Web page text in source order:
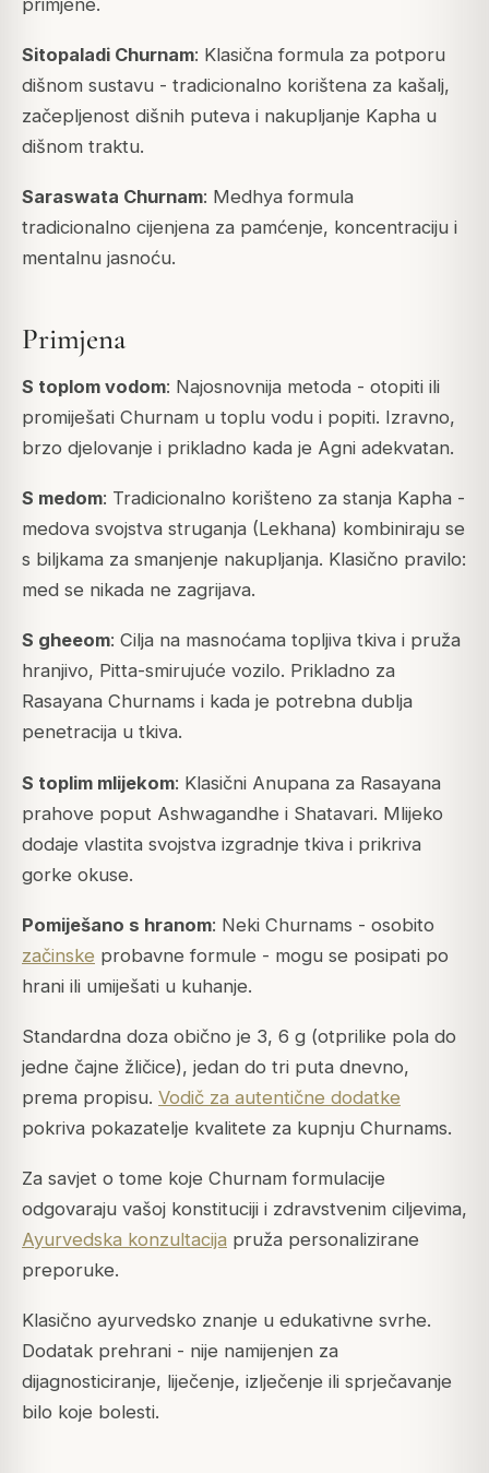
primjene.
Sitopaladi Churnam: Klasična formula za potporu
dišnom sustavu - tradicionalno korištena za kašalj,
začepljenost dišnih puteva i nakupljanje Kapha u
dišnom traktu.
Saraswata Churnam: Medhya formula
tradicionalno cijenjena za pamćenje, koncentraciju i
mentalnu jasnoću.
Primjena
S toplom vodom: Najosnovnija metoda - otopiti ili
promiješati Churnam u toplu vodu i popiti. Izravno,
brzo djelovanje i prikladno kada je Agni adekvatan.
S medom: Tradicionalno korišteno za stanja Kapha -
medova svojstva struganja (Lekhana) kombiniraju se
s biljkama za smanjenje nakupljanja. Klasično pravilo:
med se nikada ne zagrijava.
S gheeom: Cilja na masnoćama topljiva tkiva i pruža
hranjivo, Pitta-smirujuće vozilo. Prikladno za
Rasayana Churnams i kada je potrebna dublja
penetracija u tkiva.
S toplim mlijekom: Klasični Anupana za Rasayana
prahove poput Ashwagandhe i Shatavari. Mlijeko
dodaje vlastita svojstva izgradnje tkiva i prikriva
gorke okuse.
Pomiješano s hranom: Neki Churnams - osobito
začinske probavne formule - mogu se posipati po
hrani ili umiješati u kuhanje.
Standardna doza obično je 3, 6 g (otprilike pola do
jedne čajne žličice), jedan do tri puta dnevno,
prema propisu. Vodič za autentične dodatke
pokriva pokazatelje kvalitete za kupnju Churnams.
Za savjet o tome koje Churnam formulacije
odgovaraju vašoj konstituciji i zdravstvenim ciljevima,
Ayurvedska konzultacija pruža personalizirane
preporuke.
Klasično ayurvedsko znanje u edukativne svrhe.
Dodatak prehrani - nije namijenjen za
dijagnosticiranje, liječenje, izlječenje ili sprječavanje
bilo koje bolesti.